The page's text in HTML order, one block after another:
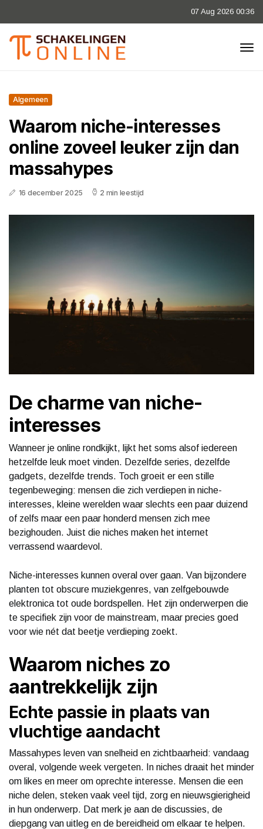
07 Aug 2026 00:36
Algemeen
Waarom niche-interesses
online zoveel leuker zijn dan
massahypes
16 december 2025 2 min leestijd
De charme van niche-
interesses
Wanneer je online rondkijkt, lijkt het soms alsof iedereen
hetzelfde leuk moet vinden. Dezelfde series, dezelfde
gadgets, dezelfde trends. Toch groeit er een stille
tegenbeweging: mensen die zich verdiepen in niche-
interesses, kleine werelden waar slechts een paar duizend
of zelfs maar een paar honderd mensen zich mee
bezighouden. Juist die niches maken het internet
verrassend waardevol.
Niche-interesses kunnen overal over gaan. Van bijzondere
planten tot obscure muziekgenres, van zelfgebouwde
elektronica tot oude bordspellen. Het zijn onderwerpen die
te specifiek zijn voor de mainstream, maar precies goed
voor wie nét dat beetje verdieping zoekt.
Waarom niches zo
aantrekkelijk zijn
Echte passie in plaats van
vluchtige aandacht
Massahypes leven van snelheid en zichtbaarheid: vandaag
overal, volgende week vergeten. In niches draait het minder
om likes en meer om oprechte interesse. Mensen die een
niche delen, steken vaak veel tijd, zorg en nieuwsgierigheid
in hun onderwerp. Dat merk je aan de discussies, de
diepgang van uitleg en de bereidheid om elkaar te helpen.